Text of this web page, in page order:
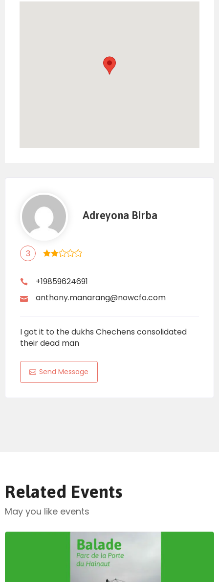
Adreyona Birba
3
+19859624691
anthony.manarang@nowcfo.com
I got it to the dukhs Chechens consolidated
their dead man
Send Message
Related Events
May you like events